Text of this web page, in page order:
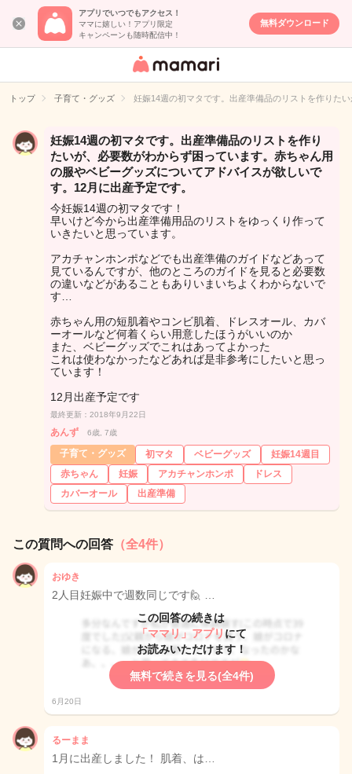
アプリでいつでもアクセス！
ママに嬉しい！アプリ限定
キャンペーンも随時配信中！
無料ダウンロード
女性専用匿名QA
イト
トップ 子育て・グッズ 妊娠14週の初マタです。出産準備品のリストを作りた
妊娠14週の初マタです。出産準備品のリストを作り
たいが、必要数がわからず困っています。赤ちゃん用
の服やベビーグッズについてアドバイスが欲しいで
す。12月に出産予定です。
今妊娠14週の初マタです！
早いけど今から出産準備用品のリストをゆっくり作って
いきたいと思っています。
アカチャンホンポなどでも出産準備のガイドなどあって
見ているんですが、他のところのガイドを見ると必要数
の違いなどがあることもありいまいちよくわからないで
す…
赤ちゃん用の短肌着やコンビ肌着、ドレスオール、カバ
ーオールなど何着くらい用意したほうがいいのか
また、ベビーグッズでこれはあってよかった
これは使わなかったなどあれば是非参考にしたいと思っ
ています！
12月出産予定です
最終更新：2018年9月22日
あんず 6歳, 7歳
子育て・グッズ 初マタ ベビーグッズ
妊娠14週目
赤ちゃん
妊娠 アカチャンホンポ
ドレス
カバーオール
出産準備
この質問への回答 （全4件）
おゆき
2人目妊娠中で週数同じです🙋 …
この回答の続きは
「ママリ」アプリ にて
お読みいただけます！
無料で続きを見る(全4件)
6月20日
るーまま
1月に出産しました！ 肌着、は…